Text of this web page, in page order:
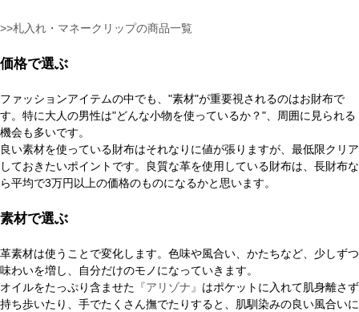
>>札入れ・マネークリップの商品一覧
価格で選ぶ
ファッションアイテムの中でも、"素材"が重要視されるのはお財布で
す。特に大人の男性は"どんな小物を使っているか？"、周囲に見られる
機会も多いです。
良い素材を使っている財布はそれなりに値が張りますが、最低限クリア
しておきたいポイントです。良質な革を使用している財布は、長財布な
ら平均で3万円以上の価格のものになるかと思います。
素材で選ぶ
革素材は使うことで変化します。色味や風合い、かたちなど、少しずつ
味わいを増し、自分だけのモノになっていきます。
オイルをたっぷり含ませた 『アリゾナ』 はポケットに入れて肌身離さず
持ち歩いたり、手でたくさん撫でたりすると、肌馴染みの良い風合いに